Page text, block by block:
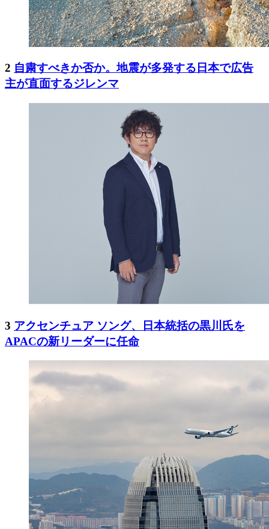
2 自粛すべきか否か。地震が多発する日本で広告
主が直面するジレンマ
3 アクセンチュア ソング、日本統括の黒川氏を
APACの新リーダーに任命